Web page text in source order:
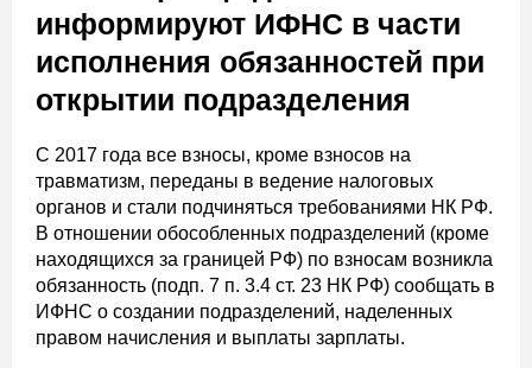
информируют ИФНС в части
исполнения обязанностей при
открытии подразделения
С 2017 года все взносы, кроме взносов на
травматизм, переданы в ведение налоговых
органов и стали подчиняться требованиями НК РФ.
В отношении обособленных подразделений (кроме
находящихся за границей РФ) по взносам возникла
обязанность (подп. 7 п. 3.4 ст. 23 НК РФ) сообщать в
ИФНС о создании подразделений, наделенных
правом начисления и выплаты зарплаты.